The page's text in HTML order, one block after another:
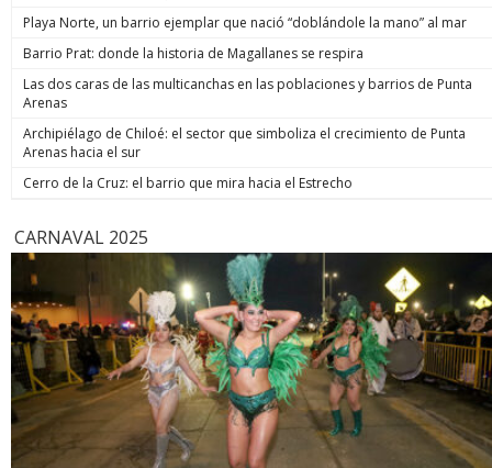
de estos
hoy está
todos los
anunció
Playa Norte, un barrio ejemplar que nació “doblándole la mano” al mar
Barrio Prat: donde la historia de Magallanes se respira
Las dos caras de las multicanchas en las poblaciones y barrios de Punta
Arenas
Archipiélago de Chiloé: el sector que simboliza el crecimiento de Punta
Arenas hacia el sur
Cerro de la Cruz: el barrio que mira hacia el Estrecho
CARNAVAL 2025